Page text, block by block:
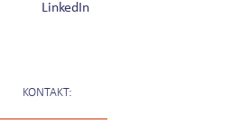
LinkedIn
KONTAKT: